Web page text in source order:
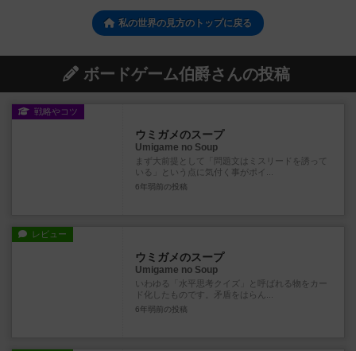
私の世界の見方のトップに戻る
ボードゲーム伯爵さんの投稿
戦略やコツ
ウミガメのスープ
Umigame no Soup
まず大前提として「問題文はミスリードを誘って
いる」という点に気付く事がポイ...
6年弱前 の投稿
レビュー
ウミガメのスープ
Umigame no Soup
いわゆる「水平思考クイズ」と呼ばれる物をカー
ド化したものです。矛盾をはらん...
6年弱前 の投稿